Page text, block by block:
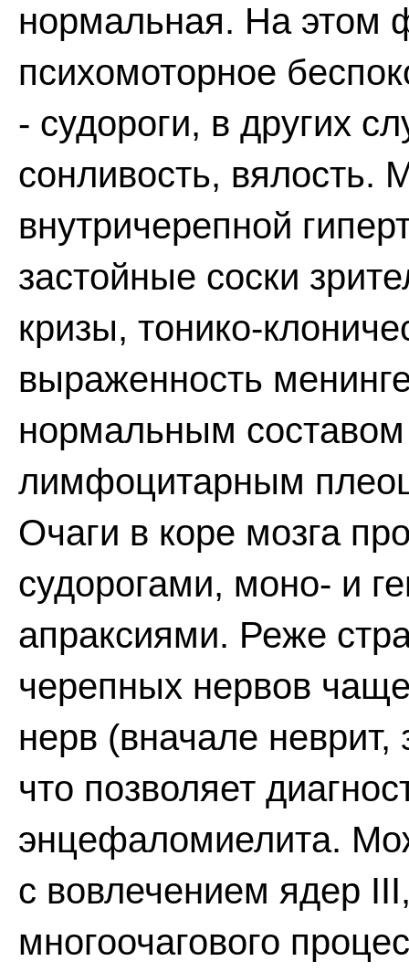
нормальная. На этом
психомоторное
- судороги, в других
сонливость, вялость.
внутричерепной
застойные соски
кризы, тонико-
выраженность
нормальным
лимфоцитарным
Очаги в коре мозга
судорогами, моно- и
апраксиями. Реже
черепных нервов
нерв (вначале
что позволяет
энцефаломиелита.
с вовлечением ядер
многоочагового